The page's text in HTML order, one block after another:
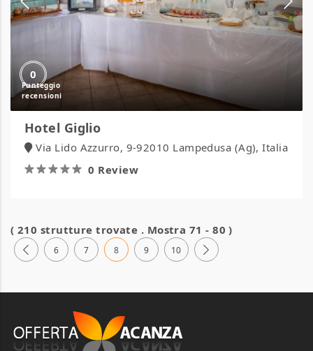
0
Hotel Giglio
Via Lido Azzurro, 9-92010 Lampedusa (Ag), Italia
0 Review
( 210 strutture trovate . Mostra 71 - 80 )
6 7 8 9 10